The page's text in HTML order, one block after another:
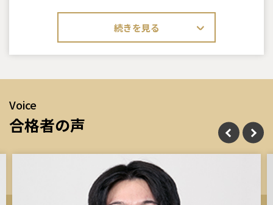
続きを見る
Voice
合格者の声